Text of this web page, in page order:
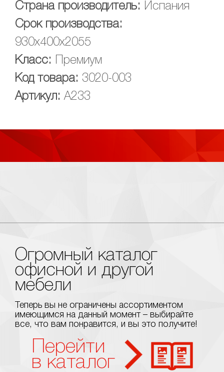
Страна производитель: Испания
Срок производства:
930x400x2055
Класс:
Премиум
Код товара: 3020-003
Артикул: A233
Огромный каталог
офисной и другой
мебели
Теперь вы не ограничены ассортиментом
имеющимся на данный момент – выбирайте
все, что вам понравится, и вы это получите!
Перейти
в каталог